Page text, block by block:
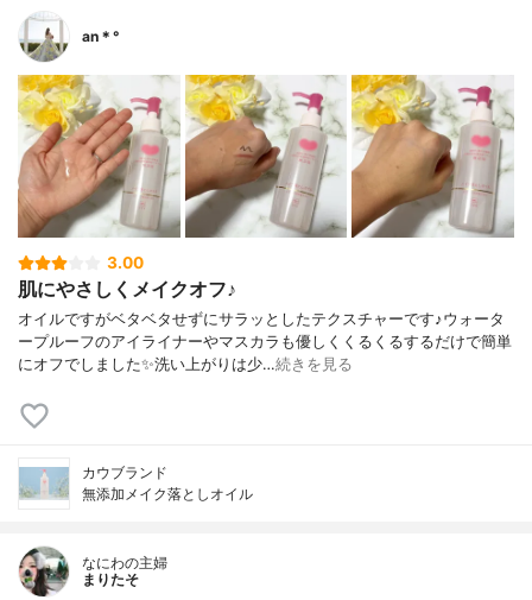
an＊°
3.00
肌にやさしくメイクオフ♪
オイルですがベタベタせずにサラッとしたテクスチャーです♪ウォータ
ープルーフのアイライナーやマスカラも優しくくるくるするだけで簡単
にオフでしました✨洗い上がりは少…続きを見る
カウブランド
無添加メイク落としオイル
なにわの主婦
まりたそ